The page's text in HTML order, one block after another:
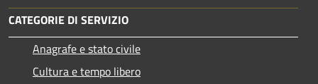
CATEGORIE DI SERVIZIO
Anagrafe e stato civile
Cultura e tempo libero